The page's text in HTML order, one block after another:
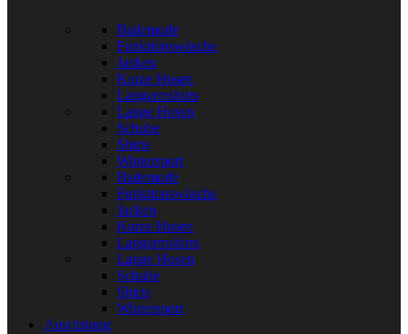
Bademode
Funktionswäsche
Jacken
Kurze Hosen
Langarmshirts
Lange Hosen
Schuhe
Shirts
Wintersport
Bademode
Funktionswäsche
Jacken
Kurze Hosen
Langarmshirts
Lange Hosen
Schuhe
Shirts
Wintersport
Ausrüstung